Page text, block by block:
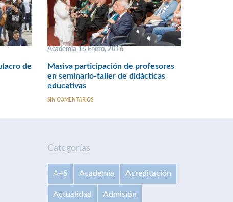
de
Academia 18 Enero, 2016
Masiva participación de profesores
en seminario-taller de didácticas
educativas
SIN COMENTARIOS
Categorías
A+S Academia Acreditación
Actualidad Admisión